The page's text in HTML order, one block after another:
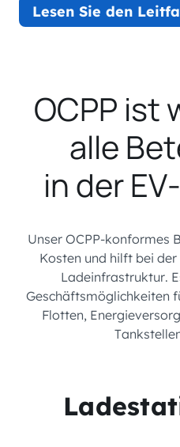
Lesen Sie den
OCPP ist
alle
in der
Unser OCPP-konformes
Kosten und hilft bei
Ladeinfrastruktur.
Geschäftsmöglichkeiten
Flotten,